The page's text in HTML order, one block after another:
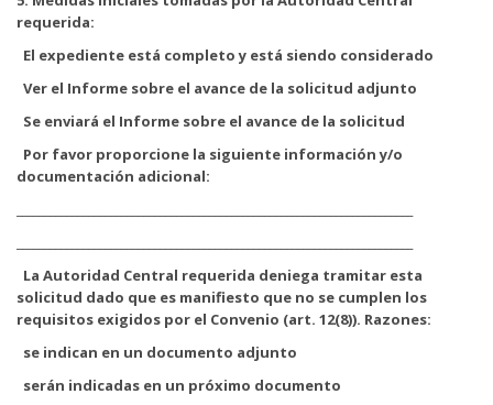
requerida:
El expediente está completo y está siendo considerado
Ver el Informe sobre el avance de la solicitud adjunto
Se enviará el Informe sobre el avance de la solicitud
Por favor proporcione la siguiente información y/o
documentación adicional:
La Autoridad Central requerida deniega tramitar esta
solicitud dado que es manifiesto que no se cumplen los
requisitos exigidos por el Convenio (art. 12(8)). Razones:
se indican en un documento adjunto
serán indicadas en un próximo documento